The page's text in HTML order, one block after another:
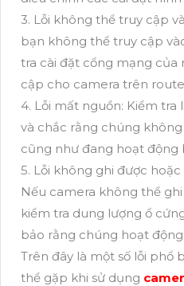
3. Lỗi không thể truy cập
bạn không thể truy cập
tra cài đặt cổng mạng
cập cho camera trên
4. Lỗi mất nguồn: Kiểm
và chắc rằng chúng
cũng như đang hoạt động
5. Lỗi không ghi được
Nếu camera không thể
kiểm tra dung lượng ổ
bảo rằng chúng hoạt
Trên đây là một số lỗi phổ
thể gặp khi sử dụng